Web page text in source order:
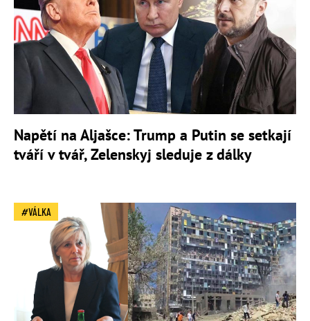
Napětí na Aljašce: Trump a Putin se setkají
tváří v tvář, Zelenskyj sleduje z dálky
VÁLKA